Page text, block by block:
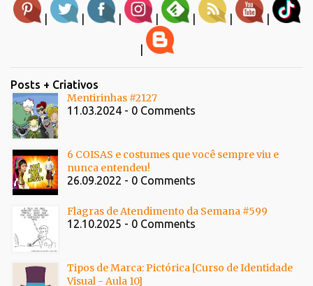
| | | | | | |
Posts + Criativos
Mentirinhas #2127
11.03.2024 - 0 Comments
6 COISAS e costumes que você sempre viu e
nunca entendeu!
26.09.2022 - 0 Comments
Flagras de Atendimento da Semana #599
12.10.2025 - 0 Comments
Tipos de Marca: Pictórica [Curso de Identidade
Visual - Aula 10]